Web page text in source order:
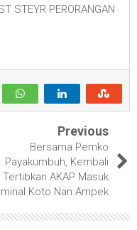
STEYR PERORANGAN
Previous
Bersama Pemko
Payakumbuh, Kembali
Tertibkan AKAP Masuk
Koto Nan Ampek